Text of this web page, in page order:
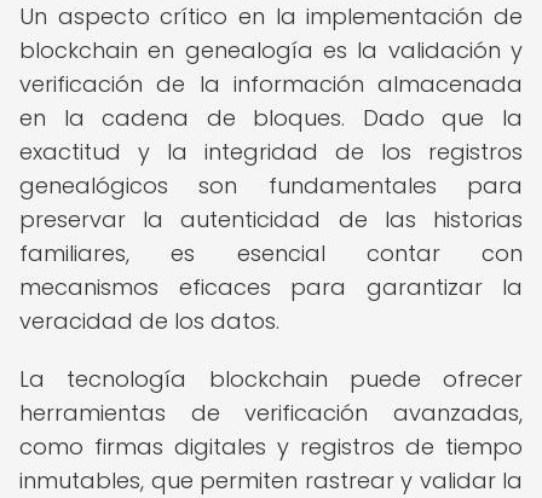
Un aspecto crítico en la implementación de
blockchain en genealogía es la validación y
verificación de la información almacenada
en la cadena de bloques. Dado que la
exactitud y la integridad de los registros
genealógicos son fundamentales para
preservar la autenticidad de las historias
familiares, es esencial contar con
mecanismos eficaces para garantizar la
veracidad de los datos.
La tecnología blockchain puede ofrecer
herramientas de verificación avanzadas,
como firmas digitales y registros de tiempo
inmutables, que permiten rastrear y validar la